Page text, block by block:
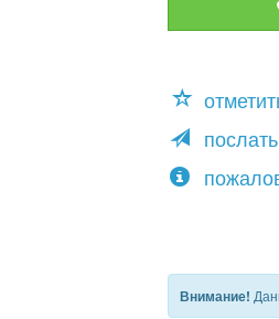
Внимание!